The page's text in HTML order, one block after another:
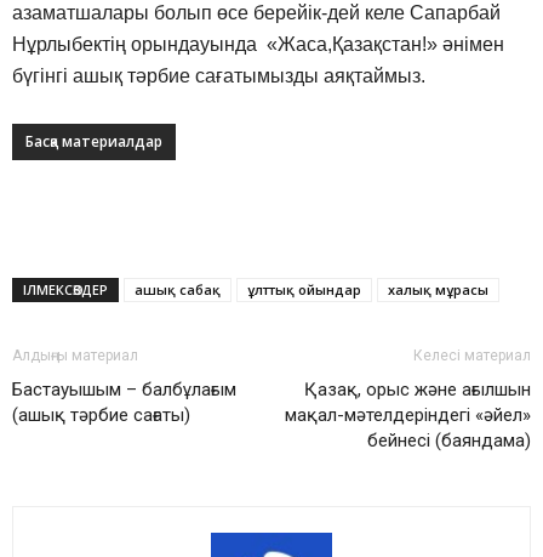
азаматшалары болып өсе берейік-дей келе Сапарбай
Нұрлыбектің орындауында «Жаса,Қазақстан!» әнімен
бүгінгі ашық тәрбие сағатымызды аяқтаймыз.
Басқа материалдар
ІЛМЕКСӨЗДЕР ашық сабақ ұлттық ойындар халық мұрасы
Алдыңғы материал
Бастауышым – балбұлағым
(ашық тәрбие сағаты)
Келесі материал
Қазақ, орыс және ағылшын
мақал-мәтелдеріндегі «әйел»
бейнесі (баяндама)